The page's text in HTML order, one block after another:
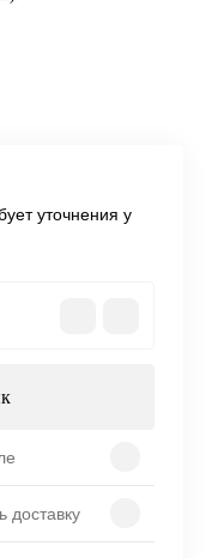
уточнения у
доставку